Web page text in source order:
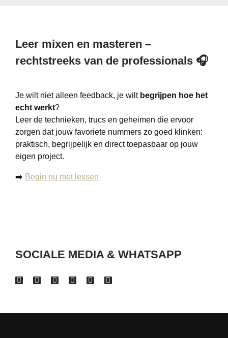
Leer mixen en masteren –
rechtstreeks van de professionals 🎧
Je wilt niet alleen feedback, je wilt begrijpen hoe het
echt werkt?
Leer de technieken, trucs en geheimen die ervoor
zorgen dat jouw favoriete nummers zo goed klinken:
praktisch, begrijpelijk en direct toepasbaar op jouw
eigen project.
➡️ Begin nu met lessen
SOCIALE MEDIA & WHATSAPP